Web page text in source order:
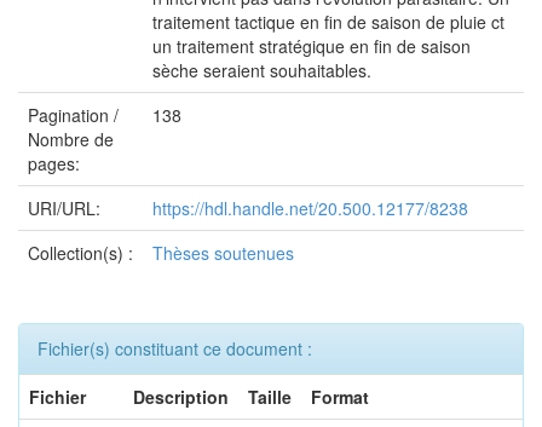
traitement tactique en fin de saison de pluie ct
un traitement stratégique en fin de saison
sèche seraient souhaitables.
Pagination /
Nombre de
pages:
138
URI/URL:
https://hdl.handle.net/20.500.12177/8238
Collection(s) :
Thèses soutenues
Fichier(s) constituant ce document :
Fichier
Description Taille
Format